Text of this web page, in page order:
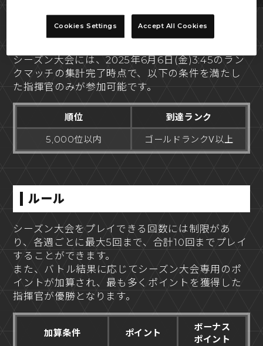
参加資格
シーズン大会には、2025年6月6日(金)3:45のラン
クマッチの集計完了時点で、以下の条件を満たし
た指揮官のみが参加可能です。
順位
到達ランク
5,000位以内
ゴールドランクⅤ以上
ルール
シーズン大会をプレイできる回数には制限があ
り、各週ごとに最大5回まで、合計10回までプレイ
することができます。
また、バトル結果に応じてシーズン大会専用のポ
イントが加算され、最も多くポイントを獲得した
指揮官が優勝となります。
加算条件 ポイント
ボーナス
ポイント
Cookies Settings Accept All Cookies